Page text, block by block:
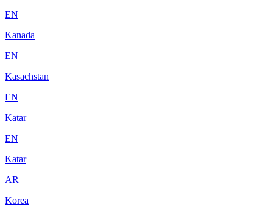
EN
Kanada
EN
Kasachstan
EN
Katar
EN
Katar
AR
Korea